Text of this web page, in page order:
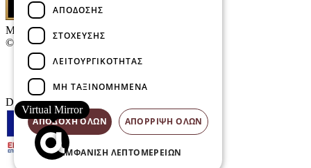
Μαρκάκης Οπτικά
© 2026
Επικοινωνία
E-Volution Awards
Designed & developed by
Virtual Mirror
ΑΠΌΔΟΣΗΣ
ΣΤΌΧΕΥΣΗΣ
ΛΕΙΤΟΥΡΓΙΚΌΤΗΤΑΣ
ΜΗ ΤΑΞΙΝΟΜΗΜΈΝΑ
ΑΠΟΔΟΧΉ ΌΛΩΝ ΑΠΌΡΡΙΨΗ ΌΛΩΝ
ΕΜΦΆΝΙΣΗ ΛΕΠΤΟΜΕΡΕΙΏΝ